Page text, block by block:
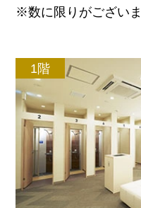
※数に限りがござい
1階